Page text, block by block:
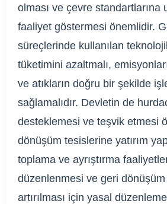
olması ve çevre standartlarına
faaliyet göstermesi önemlidir.
süreçlerinde kullanılan
tüketimini azaltmalı,
ve atıkların doğru bir şekilde
sağlamalıdır. Devletin de
desteklemesi ve teşvik etmesi
dönüşüm tesislerine yatırım
toplama ve ayrıştırma
düzenlenmesi ve geri dönüşüm
artırılması için yasal